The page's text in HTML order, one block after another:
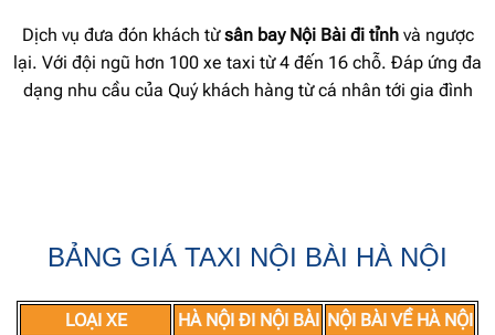
Dịch vụ đưa đón khách từsân bay Nội Bài đi tỉnhvà ngược
lại. Với đội ngũ hơn 100 xe taxi từ 4 đến 16 chỗ. Đáp ứng đa
dạng nhu cầu của Quý khách hàng từ cá nhân tới gia đình
BẢNG GIÁ TAXI NỘI BÀI HÀ NỘI
LOẠI XE HÀ NỘI ĐI NỘI BÀI NỘI BÀI VỀ HÀ NỘI